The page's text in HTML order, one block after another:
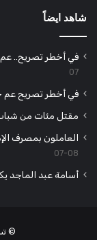
شاهد ايضاً
في أخطر تصريح.. عم
07
في أخطر تصريح عم
مقتل مئات من شباب
العاملون بمصرف
08-07
أسامة عبد الماجد
©